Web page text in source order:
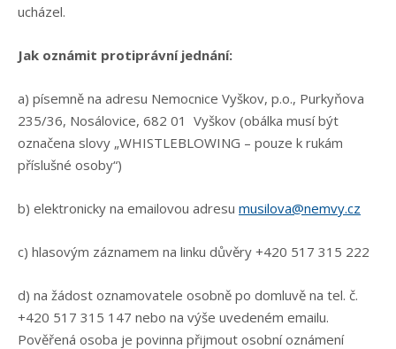
ucházel.
Jak oznámit protiprávní jednání:
a) písemně na adresu Nemocnice Vyškov, p.o., Purkyňova
235/36, Nosálovice, 682 01 Vyškov (obálka musí být
označena slovy „WHISTLEBLOWING – pouze k rukám
příslušné osoby“)
b) elektronicky na emailovou adresu musilova@nemvy.cz
c) hlasovým záznamem na linku důvěry +420 517 315 222
d) na žádost oznamovatele osobně po domluvě na tel. č.
+420 517 315 147 nebo na výše uvedeném emailu.
Pověřená osoba je povinna přijmout osobní oznámení